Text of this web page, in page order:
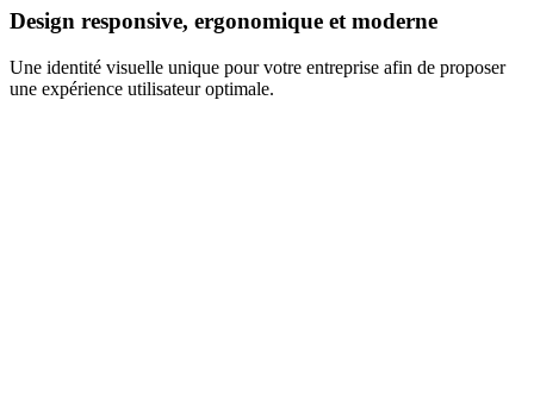
Design responsive, ergonomique et moderne
Une identité visuelle unique pour votre entreprise afin de proposer
une expérience utilisateur optimale.